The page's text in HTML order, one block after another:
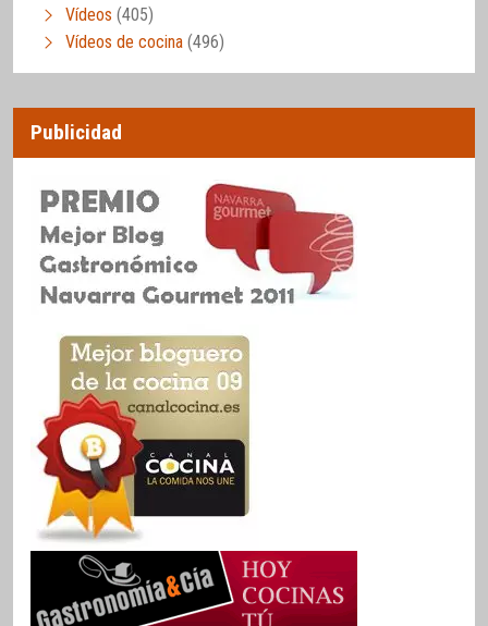
Vídeos (405)
Vídeos de cocina (496)
Publicidad